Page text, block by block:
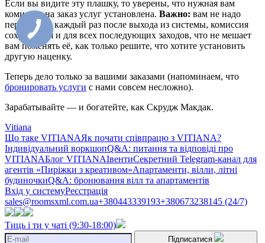
Если вы видите эту плашку, то уверены, что нужная вам
комиссия на заказ услуг установлена. Важно: вам не надо
переживать каждый раз после выхода из системы, комиссия
сохраняется и для всех последующих заходов, что не мешает
вам поменять её, как только решите, что хотите установить
другую наценку.
Теперь дело только за вашими заказами (напоминаем, что
бронировать услуги с нами совсем несложно).
Зарабатывайте — и богатейте, как Скрудж Макдак.
Vitiana
Що таке VITIANAЯк почати співпрацю з VITIANA?
Індивідуальний воркшопQ&A: питання та відповіді про
VITIANAБлог VITIANAІвентиСекретний Telegram-канал для
агентів «Пиріжки з креативом»Апартаменти, вілли, літні
будиночкиQ&A: бронювання вілл та апартаментів
Вхід у системуРеєстрація
sales@roomsxml.com.ua+380443339193+380673238145 (24/7)
Тиць і ти у чаті (9:30-18:00)
Підписатися